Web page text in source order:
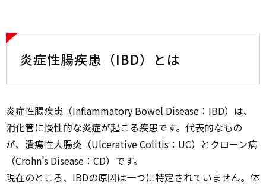
炎症性腸疾患（IBD）とは
炎症性腸疾患（Inflammatory Bowel Disease：IBD）は、
消化管に慢性的な炎症が起こる疾患です。代表的なもの
が、潰瘍性大腸炎（Ulcerative Colitis：UC）とクローン病
（Crohn’s Disease：CD）です。
現在のところ、IBDの原因は一つに特定されていません。体